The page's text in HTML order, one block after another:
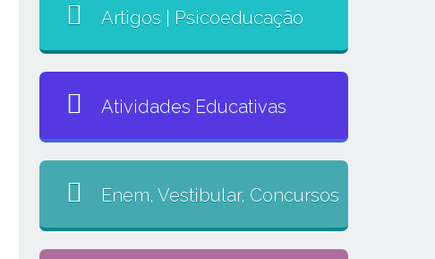
Artigos | Psicoeducação
Atividades Educativas
Enem, Vestibular, Concursos